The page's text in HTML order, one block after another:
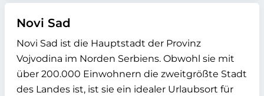
Novi Sad
Novi Sad ist die Hauptstadt der Provinz
Vojvodina im Norden Serbiens. Obwohl sie mit
über 200.000 Einwohnern die zweitgrößte Stadt
des Landes ist, ist sie ein idealer Urlaubsort für